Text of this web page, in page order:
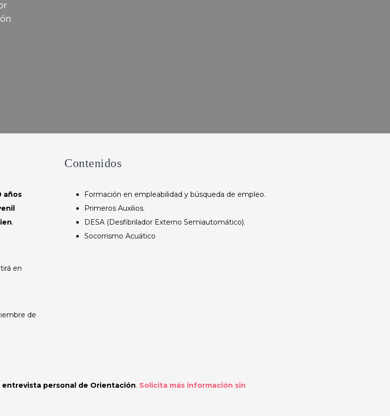
años
.
en
de
Contenidos
Formación en empleabilidad y búsqueda de empleo.
Primeros Auxilios.
DESA (Desfibrilador Externo Semiautomático).
Socorrismo Acuático
entrevista personal de Orientación. Solicita más información sin